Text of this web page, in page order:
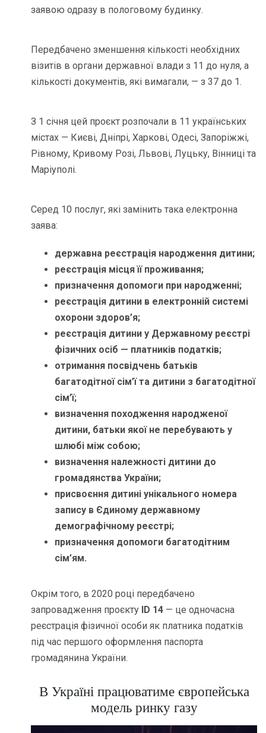
заявою одразу в пологовому будинку.
Передбачено зменшення кількості необхідних
візитів в органи державної влади з 11 до нуля, а
кількості документів, які вимагали, — з 37 до 1.
З 1 січня цей проєкт розпочали в 11 українських
містах — Києві, Дніпрі, Харкові, Одесі, Запоріжжі,
Рівному, Кривому Розі, Львові, Луцьку, Вінниці та
Маріуполі.
Серед 10 послуг, які замінить така електронна
заява:
державна реєстрація народження дитини;
реєстрація місця її проживання;
призначення допомоги при народженні;
реєстрація дитини в електронній системі
охорони здоров’я;
реєстрація дитини у Державному реєстрі
фізичних осіб — платників податків;
отримання посвідчень батьків
багатодітної сім’ї та дитини з багатодітної
сім’ї;
визначення походження народженої
дитини, батьки якої не перебувають у
шлюбі між собою;
визначення належності дитини до
громадянства України;
присвоєння дитині унікального номера
запису в Єдиному державному
демографічному реєстрі;
призначення допомоги багатодітним
сім’ям.
Окрім того, в 2020 році передбачено
запровадження проєкту ID 14 — це одночасна
реєстрація фізичної особи як платника податків
під час першого оформлення паспорта
громадянина України.
В Україні працюватиме європейська
модель ринку газу